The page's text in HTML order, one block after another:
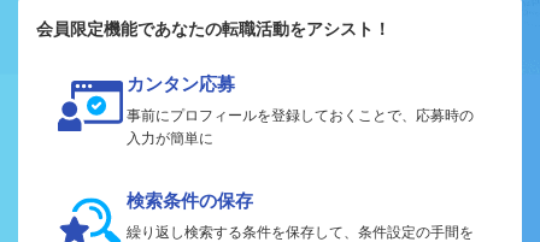
会員限定機能であなたの転職活動をアシスト！
カンタン応募
事前にプロフィールを登録しておくことで、応募時の
入力が簡単に
検索条件の保存
繰り返し検索する条件を保存して、条件設定の手間を